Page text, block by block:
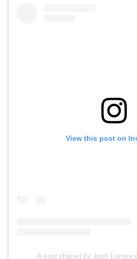
View this post on
A post shared by Josh